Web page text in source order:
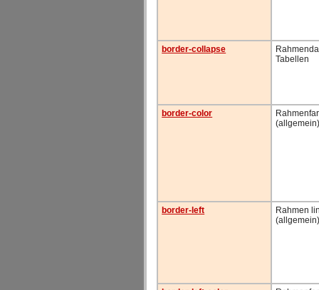
border-collapse
Tabellen
border-color
border-left
Rahmen